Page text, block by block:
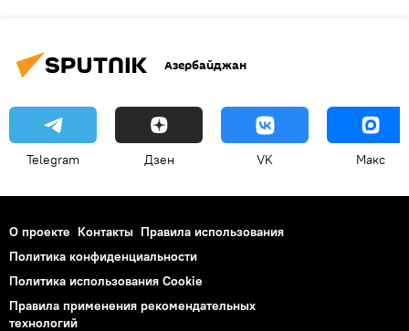
Азербайджан
Telegram Дзен VK Макс
О проекте Контакты Правила использования
Политика конфиденциальности
Политика использования Cookie
Правила применения рекомендательных
технологий